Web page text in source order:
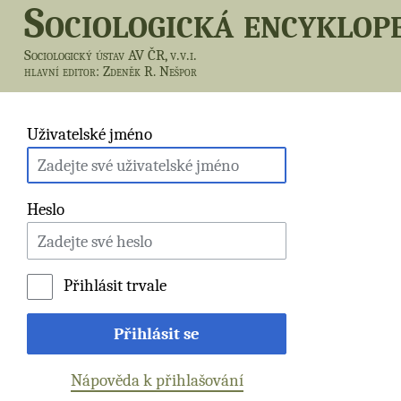
Sociologická
Sociologický ústav AV ČR, v.v.i.
hlavní editor: Zdeněk R. Nešpor
Uživatelské jméno
Heslo
Přihlásit trvale
Přihlásit se
Nápověda k přihlašování